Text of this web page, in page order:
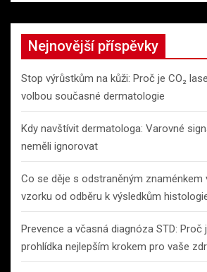
Nejnovější příspěvky
Stop výrůstkům na kůži: Proč je CO₂
volbou současné dermatologie
Kdy navštívit dermatologa: Varovné
neměli ignorovat
Co se děje s odstraněným znaménkem
vzorku od odběru k výsledkům
Prevence a včasná diagnóza STD: Proč
prohlídka nejlepším krokem pro vaše